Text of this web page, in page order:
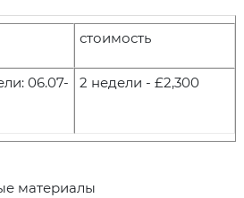
стоимость
06.07-
2 недели - £2,300
материалы